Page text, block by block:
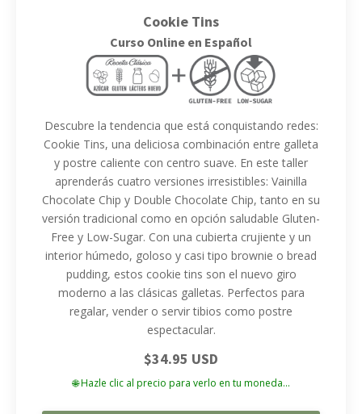
Cookie Tins
Curso Online en Español
Descubre la tendencia que está conquistando redes:
Cookie Tins, una deliciosa combinación entre galleta
y postre caliente con centro suave. En este taller
aprenderás cuatro versiones irresistibles: Vainilla
Chocolate Chip y Double Chocolate Chip, tanto en su
versión tradicional como en opción saludable Gluten-
Free y Low-Sugar. Con una cubierta crujiente y un
interior húmedo, goloso y casi tipo brownie o bread
pudding, estos cookie tins son el nuevo giro
moderno a las clásicas galletas. Perfectos para
regalar, vender o servir tibios como postre
espectacular.
$34.95 USD
🌐 Hazle clic al precio para verlo en tu moneda...